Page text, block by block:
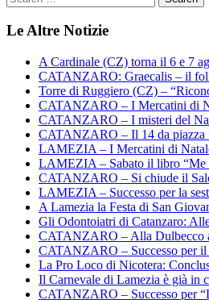
Le Altre Notizie
A Cardinale (CZ) torna il 6 e 7
CATANZARO: Graecalis – il
Torre di Ruggiero (CZ) –
CATANZARO – I Mercatini di
CATANZARO – I misteri del
CATANZARO – Il 14 da piazza
LAMEZIA – I Mercatini di
LAMEZIA – Sabato il libro “Me
CATANZARO – Si chiude il
LAMEZIA – Successo per la
A Lamezia la Festa di San
Gli Odontoiatri di Catanzaro:
CATANZARO – Alla Dulbecco
CATANZARO – Successo per il
La Pro Loco di Nicotera:
Il Carnevale di Lamezia è già in
CATANZARO – Successo per